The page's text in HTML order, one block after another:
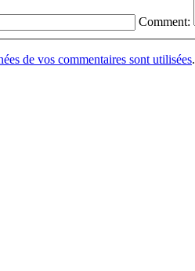
Comment:
de vos commentaires sont utilisées.